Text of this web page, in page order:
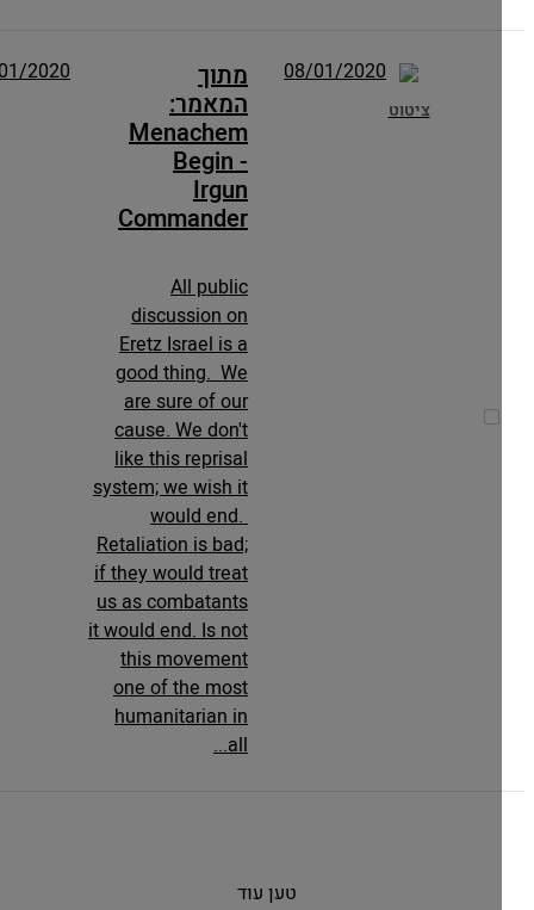
ציטוט
08/01/2020
מתוך
המאמר:
Menachem
Begin -
Irgun
Commander
All public
discussion on
Eretz Israel is a
good thing. We
are sure of our
cause. We don't
like this reprisal
system; we wish it
would end.
Retaliation is bad;
if they would treat
us as combatants
it would end. Is not
this movement
one of the most
humanitarian in
08/01/2020
טען עוד